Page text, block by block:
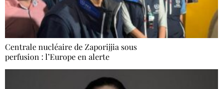
Centrale nucléaire de Zaporijjia sous
perfusion : l’Europe en alerte